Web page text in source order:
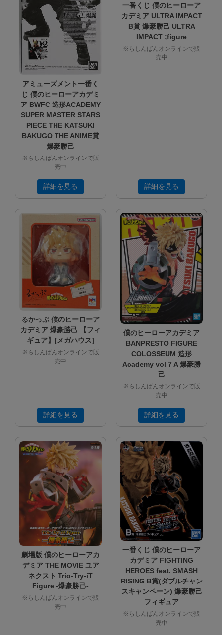
アミューズメント一番く
じ 僕のヒーローアカデミ
ア BWFC 造形ACADEMY
SUPER MASTER STARS
PIECE THE KATSUKI
BAKUGO THE ANIME賞
爆豪勝己
※らしんばんオンラインで販
売中
詳細を見る
一番くじ 僕のヒーローア
カデミア ULTRA IMPACT
B賞 爆豪勝己 ULTRA
IMPACT ;figure
※らしんばんオンラインで販
売中
詳細を見る
るかっぷ 僕のヒーローア
カデミア 爆豪勝己 【フィ
ギュア】[メガハウス]
※らしんばんオンラインで販
売中
詳細を見る
僕のヒーローアカデミア
BANPRESTO FIGURE
COLOSSEUM 造形
Academy vol.7 A 爆豪勝
己
※らしんばんオンラインで販
売中
詳細を見る
劇場版 僕のヒーローアカ
デミア THE MOVIE ユア
ネクスト Trio-Try-iT
Figure -爆豪勝己-
※らしんばんオンラインで販
売中
一番くじ 僕のヒーローア
カデミア FIGHTING
HEROES feat. SMASH
RISING B賞(ダブルチャン
スキャンペーン) 爆豪勝己
フィギュア
※らしんばんオンラインで販
売中